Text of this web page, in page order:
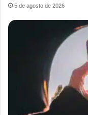
5 de agosto de 2026